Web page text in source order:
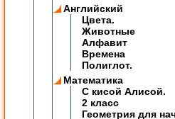
Английский
Цвета.
Животные
Алфавит
Времена
Полиглот.
Математика
C кисой Алисой.
2 класс
Геометрия для